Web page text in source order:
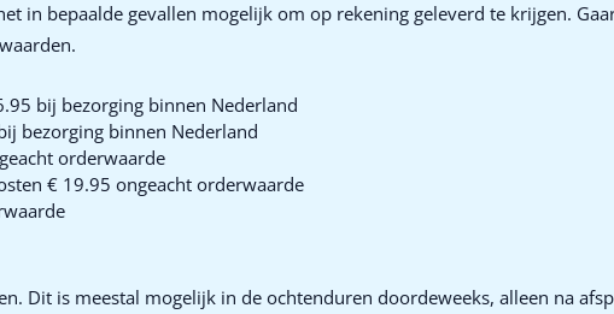
in bepaalde gevallen mogelijk om op rekening geleverd te krijgen.
bij bezorging binnen Nederland
bezorging binnen Nederland
orderwaarde
€ 19.95 ongeacht orderwaarde
Dit is meestal mogelijk in de ochtenduren doordeweeks, alleen na